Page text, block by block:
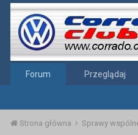
Forum Przeglądaj
Strona główna Sprawy